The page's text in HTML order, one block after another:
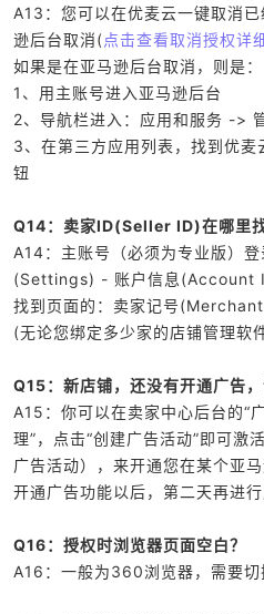
A13：您可以在优麦云一键取消
逊后台取消(点击查看取消授权详
如果是在亚马逊后台取消，则是：
1、用主账号进入亚马逊后台
2、导航栏进入：应用和服务 ->
3、在第三方应用列表，找到优麦
钮
Q14：卖家ID(Seller ID)在哪里找
A14：主账号（必须为专业版）
(Settings) - 账户信息(Account
找到页面的：卖家记号
(无论您绑定多少家的店铺管理软
Q15：新店铺，还没有开通广告，
A15：你可以在卖家中心后台的“
理”，点击“创建广告活动”即可激
广告活动），来开通您在某个亚
开通广告功能以后，第二天再进行
Q16：授权时浏览器页面空白？
A16：一般为360浏览器，需要切